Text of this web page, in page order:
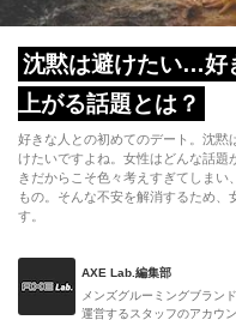
沈黙は避けたい…好
上がる話題とは？
好きな人との初めてのデート。沈黙
けたいですよね。女性はどんな話題
きだからこそ色々考えすぎてしまい
もの。そんな不安を解消するため、
す。
AXE Lab.編集部
メンズグルーミングブラン
運営するスタッフのアカウ